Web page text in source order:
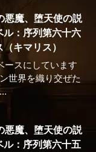
悪魔、堕天使の説
ル：序列第六十六
キマリス）
スにしています
世界を織り交ぜた
悪魔、堕天使の説
ル：序列第六十五